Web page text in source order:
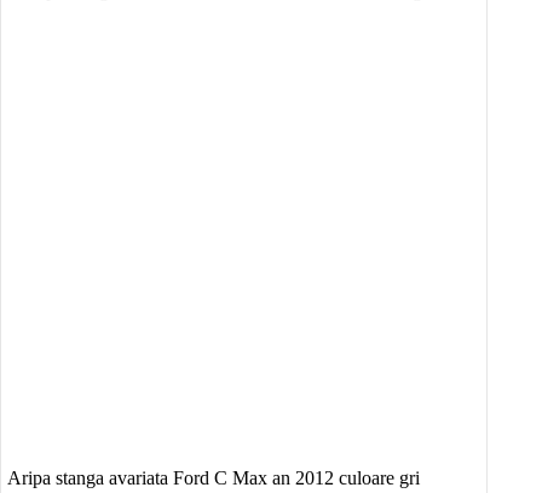
Aripa stanga avariata Ford C Max an 2012 culoare gri